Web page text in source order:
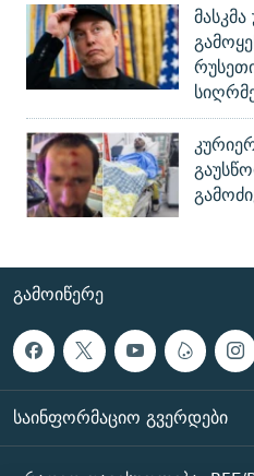
ᲒᲐᲛᲝᲘᲬᲔᲠᲔ
ᲡᲐᲘᲜᲤᲝᲠᲛᲐᲪᲘᲝ ᲒᲕᲔᲠᲓᲔᲑᲘ